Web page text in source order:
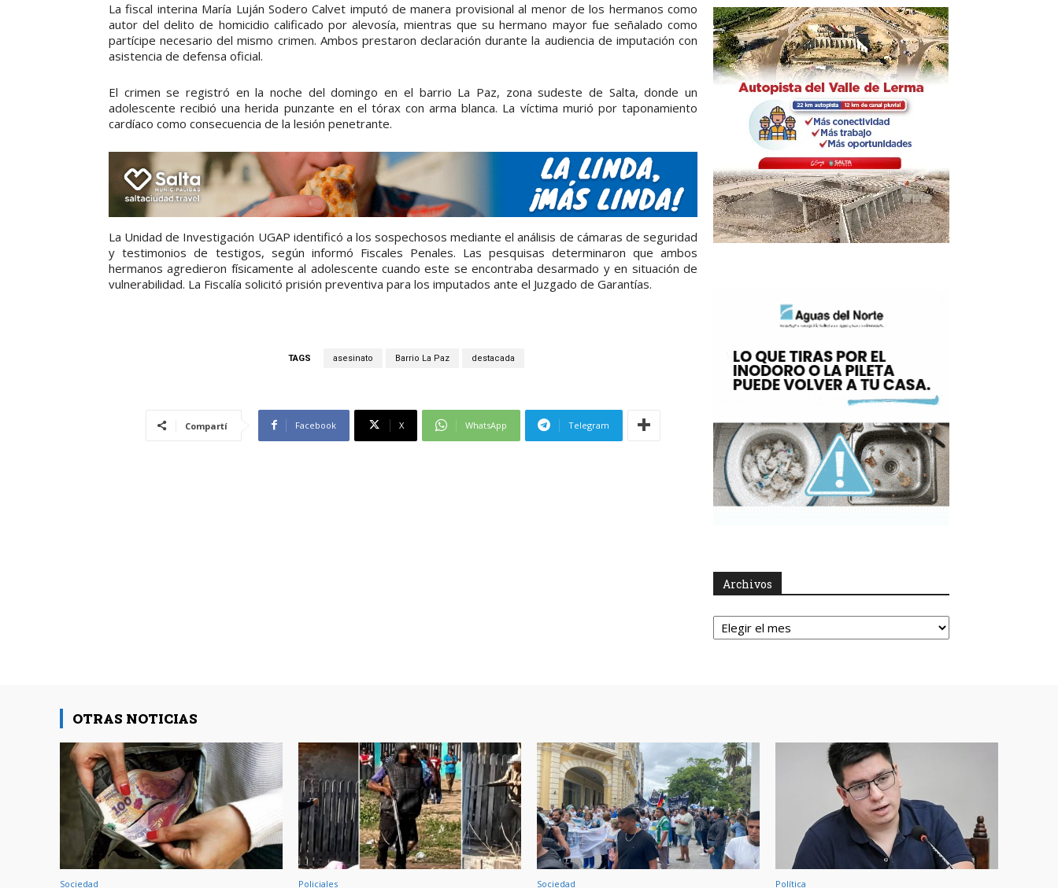
La fiscal interina María Luján Sodero Calvet imputó de manera provisional al menor de los hermanos como
autor del delito de homicidio calificado por alevosía, mientras que su hermano mayor fue señalado como
partícipe necesario del mismo crimen. Ambos prestaron declaración durante la audiencia de imputación con
asistencia de defensa oficial.
El crimen se registró en la noche del domingo en el barrio La Paz, zona sudeste de Salta, donde un
adolescente recibió una herida punzante en el tórax con arma blanca. La víctima murió por taponamiento
cardíaco como consecuencia de la lesión penetrante.
La Unidad de Investigación UGAP identificó a los sospechosos mediante el análisis de cámaras de seguridad
y testimonios de testigos, según informó Fiscales Penales. Las pesquisas determinaron que ambos
hermanos agredieron físicamente al adolescente cuando este se encontraba desarmado y en situación de
vulnerabilidad. La Fiscalía solicitó prisión preventiva para los imputados ante el Juzgado de Garantías.
TAGS asesinato Barrio La Paz destacada
Compartí Facebook X WhatsApp Telegram
Archivos
Archivos
OTRAS NOTICIAS
Sociedad Policiales Sociedad Política